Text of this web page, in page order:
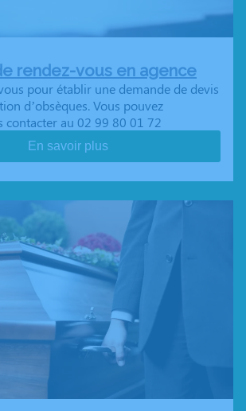
rendez-vous en agence
pour établir une demande de devis
d’obsèques. Vous pouvez
contacter au 02 99 80 01 72
En savoir plus